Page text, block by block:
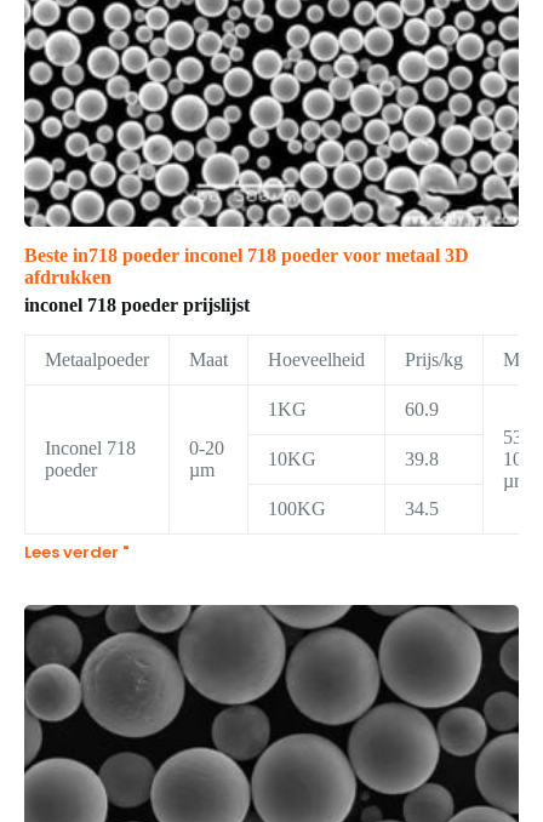
Beste in718 poeder inconel 718 poeder voor metaal 3D
afdrukken
inconel 718 poeder prijslijst
Metaalpoeder Maat Hoeveelheid Prijs/kg Maat
Inconel 718
poeder
0-20
µm
1KG
60.9
53-
105
µm
10KG 39.8
100KG 34.5
Lees verder "